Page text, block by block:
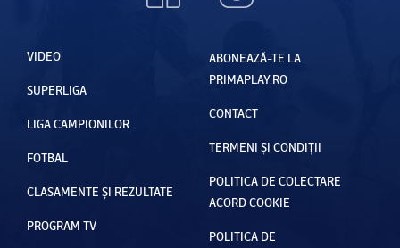
VIDEO
SUPERLIGA
LIGA CAMPIONILOR
FOTBAL
CLASAMENTE ȘI REZULTATE
PROGRAM TV
ABONEAZĂ-TE LA
PRIMAPLAY.RO
CONTACT
TERMENI ȘI CONDIȚII
POLITICA DE COLECTARE
ACORD COOKIE
POLITICA DE